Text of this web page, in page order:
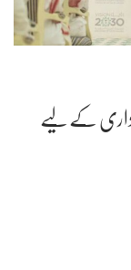
مذہبی رواداری کے لیے